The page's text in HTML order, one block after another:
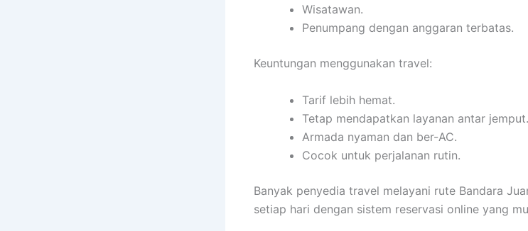
Wisatawan.
Penumpang dengan anggaran terbatas.
Keuntungan menggunakan travel:
Tarif lebih hemat.
Tetap mendapatkan layanan antar jemput.
Armada nyaman dan ber-AC.
Cocok untuk perjalanan rutin.
Banyak penyedia travel melayani rute Bandara
setiap hari dengan sistem reservasi online yang